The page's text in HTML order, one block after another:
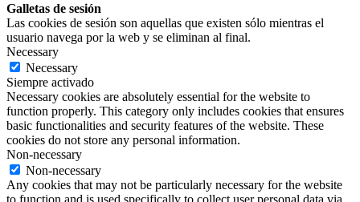
Galletas de sesión
Las cookies de sesión son aquellas que existen sólo mientras el
usuario navega por la web y se eliminan al final.
Necessary
Necessary
Siempre activado
Necessary cookies are absolutely essential for the website to
function properly. This category only includes cookies that ensures
basic functionalities and security features of the website. These
cookies do not store any personal information.
Non-necessary
Non-necessary
Any cookies that may not be particularly necessary for the website
to function and is used specifically to collect user personal data via